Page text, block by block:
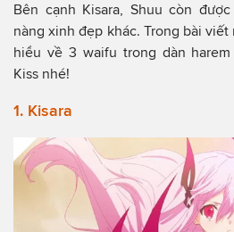
Bên cạnh Kisara, Shuu còn
nàng xinh đẹp khác. Trong bài viết
hiểu về 3 waifu trong dàn
Kiss nhé!
1. Kisara